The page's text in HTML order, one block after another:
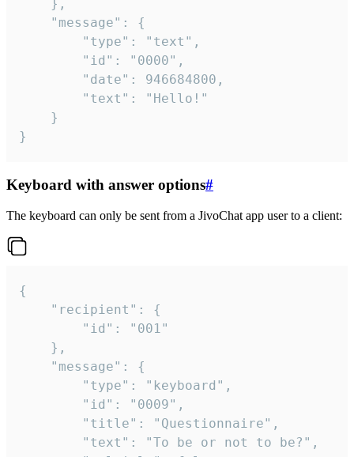
}
Keyboard with answer options#
The keyboard can only be sent from a JivoChat app user to a client:
{